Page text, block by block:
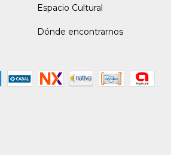
Espacio Cultural
Dónde encontrarnos